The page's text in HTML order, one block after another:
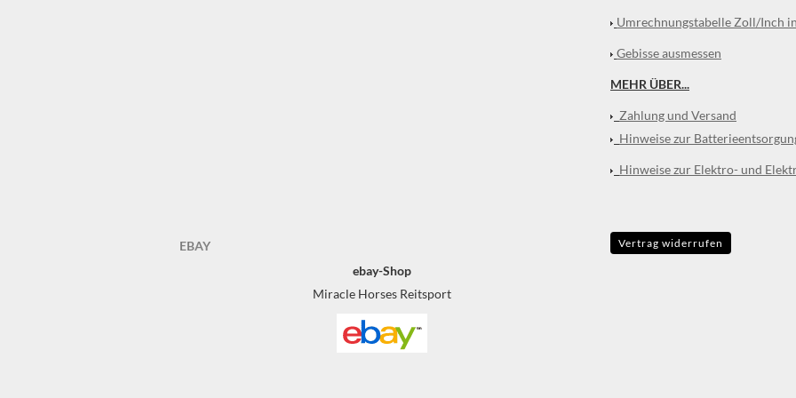
Umrechnungstabelle Zoll/Inch
Gebisse ausmessen
MEHR ÜBER...
Zahlung und Versand
Hinweise zur
Hinweise zur Elektro- und
EBAY
ebay-Shop
Miracle Horses Reitsport
Vertrag widerrufen